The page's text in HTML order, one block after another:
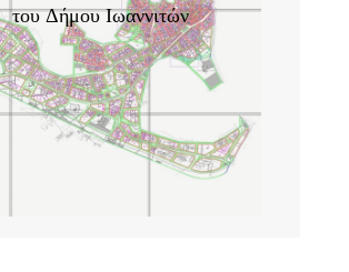
του Δήμου Ιωαννιτών